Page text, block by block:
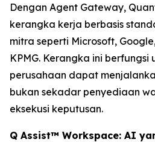
Dengan Agent Gateway,
kerangka kerja berbasis
mitra seperti Microsoft,
KPMG. Kerangka ini berfungsi
perusahaan dapat
bukan sekadar penyediaan
eksekusi keputusan.
Q Assist™ Workspace: AI